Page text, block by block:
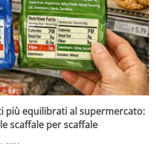
più equilibrati al supermercato:
scaffale per scaffale